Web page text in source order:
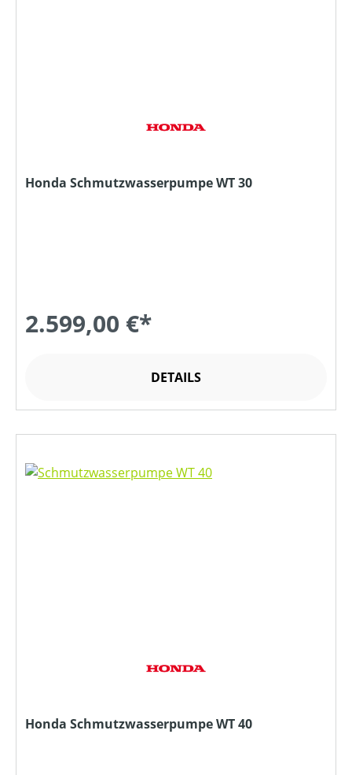
Honda Schmutzwasserpumpe WT 30
2.599,00 €*
DETAILS
Honda Schmutzwasserpumpe WT 40